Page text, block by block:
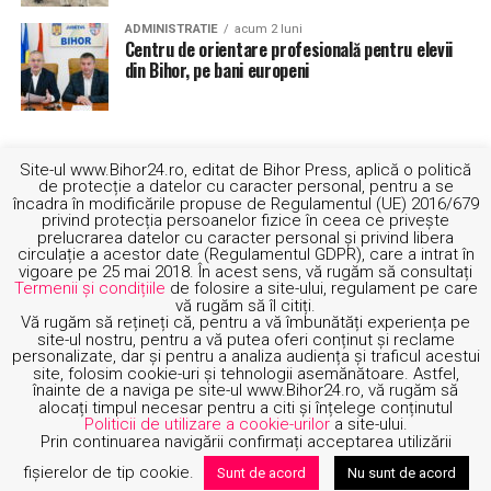
parcare, fără să se asigure. Autotrenul și-a continuat
mersul haotic, iar Alin și-a dat seama că exista în orice
moment riscul să producă un accident grav.
– E o problemă cu șoferul! Mergem după el! Formează
soției.
– Mă numesc Alin Laza, sunt în spatele unui TIR care
merge haotic pe D.N. 79. Trebuie oprit imediat!
– Ne-a mai sunat cineva și ne-a spus același lucru,
probabil că e vorba de același TIR.
– Cred că e șoferul din mașina din fața mea, între mine și
TIR.
– Am trimis deja echipaje în zonă, în câteva minute ar
ADMINISTRATIE acum 2 luni
Centru de orientare profesională pentru elevii
din Bihor, pe bani europeni
DESPRE NOI TERMENI SI CONDITII POLITICA COOKIE CONTACT
Copyright © 2019-2024 Bihor24. Toate drepturile rezervate.
Site-ul www.Bihor24.ro, editat de Bihor Press, aplică o politică
de protecție a datelor cu caracter personal, pentru a se
încadra în modificările propuse de Regulamentul (UE) 2016/679
privind protecția persoanelor fizice în ceea ce privește
prelucrarea datelor cu caracter personal și privind libera
circulație a acestor date (Regulamentul GDPR), care a intrat în
vigoare pe 25 mai 2018. În acest sens, vă rugăm să consultați
Termenii și condițiile de folosire a site-ului, regulament pe care
vă rugăm să îl citiți.
Vă rugăm să rețineți că, pentru a vă îmbunătăți experiența pe
site-ul nostru, pentru a vă putea oferi conținut și reclame
personalizate, dar și pentru a analiza audiența și traficul acestui
site, folosim cookie-uri și tehnologii asemănătoare. Astfel,
înainte de a naviga pe site-ul www.Bihor24.ro, vă rugăm să
alocați timpul necesar pentru a citi și înțelege conținutul
Politicii de utilizare a cookie-urilora site-ului.
Prin continuarea navigării confirmați acceptarea utilizării
fişierelor de tip cookie.
Sunt de acord Nu sunt de acord